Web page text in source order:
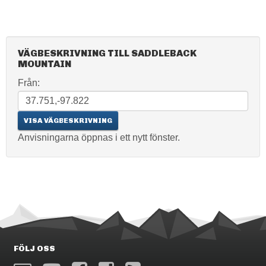
VÄGBESKRIVNING TILL SADDLEBACK
MOUNTAIN
Från:
Anvisningarna öppnas i ett nytt fönster.
FÖLJ OSS